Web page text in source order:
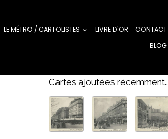
LE MÉTRO / CARTOLISTES LIVRE D'OR
CONTACT
BLOG
Cartes ajoutées récemment..